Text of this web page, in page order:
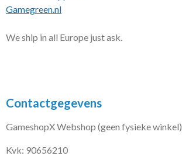
Gamegreen.nl
We ship in all Europe just ask.
Contactgegevens
GameshopX Webshop (geen fysieke winkel)
Kvk: 90656210